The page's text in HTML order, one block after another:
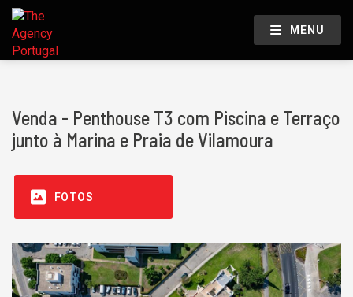
MENU
Venda - Penthouse T3 com Piscina e Terraço
junto à Marina e Praia de Vilamoura
FOTOS